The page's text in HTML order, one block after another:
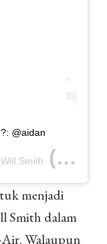
@aidan
Will Smith (@willsmith) on
menjadi
Smith dalam
Walaupun